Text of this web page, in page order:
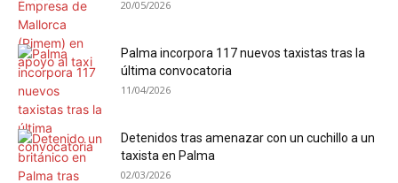
20/05/2026
Palma incorpora 117 nuevos taxistas tras la
última convocatoria
11/04/2026
Detenidos tras amenazar con un cuchillo a un
taxista en Palma
02/03/2026